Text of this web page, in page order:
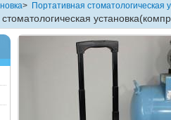
> Портативная стоматологическая